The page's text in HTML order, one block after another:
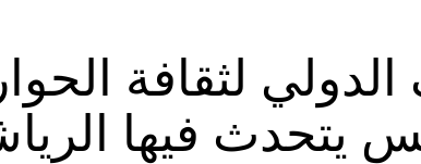
لثقافة الحوار